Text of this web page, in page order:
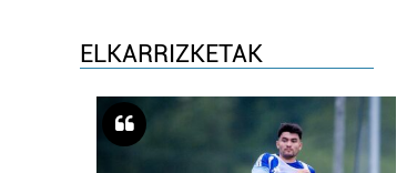
ELKARRIZKETAK